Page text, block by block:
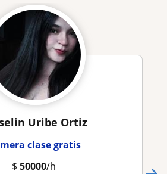
Uribe Ortiz
clase gratis
$ 50000/h